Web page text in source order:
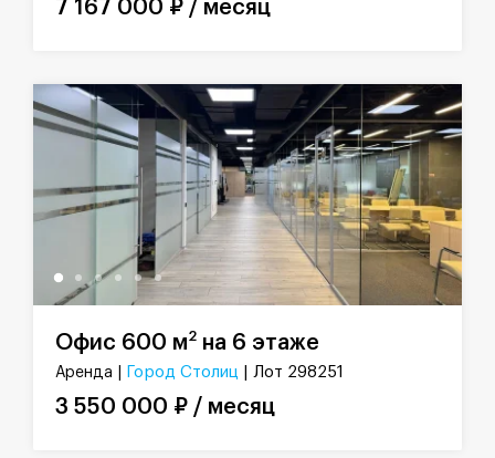
7 167 000 ₽ / месяц
Офис 600 м2 на 6 этаже
Аренда | Город Столиц | Лот 298251
3 550 000 ₽ / месяц